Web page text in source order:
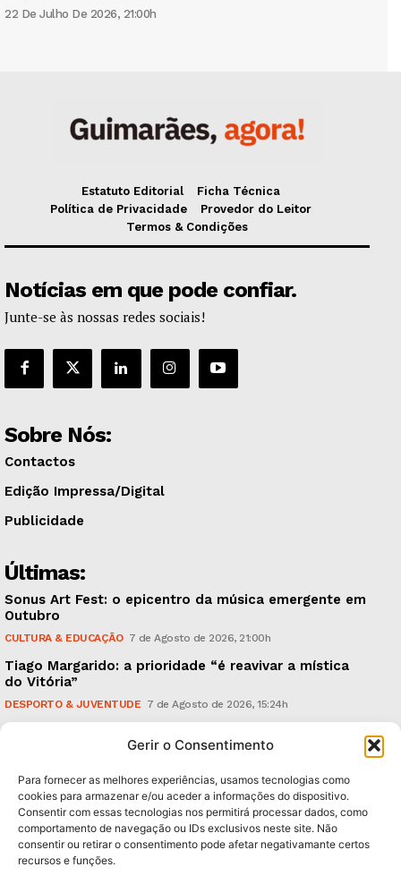
Gerir o Consentimento
Para fornecer as melhores experiências, usamos tecnologias como
cookies para armazenar e/ou aceder a informações do dispositivo.
Consentir com essas tecnologias nos permitirá processar dados, como
comportamento de navegação ou IDs exclusivos neste site. Não
consentir ou retirar o consentimento pode afetar negativamante certos
recursos e funções.
22 De Julho De 2026, 21:00h
Estatuto Editorial
Ficha Técnica
Política de Privacidade
Provedor do Leitor
Termos & Condições
Notícias em que pode confiar.
Junte-se às nossas redes sociais!
Sobre Nós:
Contactos
Edição Impressa/Digital
Publicidade
Últimas:
Sonus Art Fest: o epicentro da música emergente em
Outubro
CULTURA & EDUCAÇÃO 7 de Agosto de 2026, 21:00h
Tiago Margarido: a prioridade “é reavivar a mística
do Vitória”
DESPORTO & JUVENTUDE 7 de Agosto de 2026, 15:24h
caudais e antecipa situações de risco
Subscreva Newsletter: